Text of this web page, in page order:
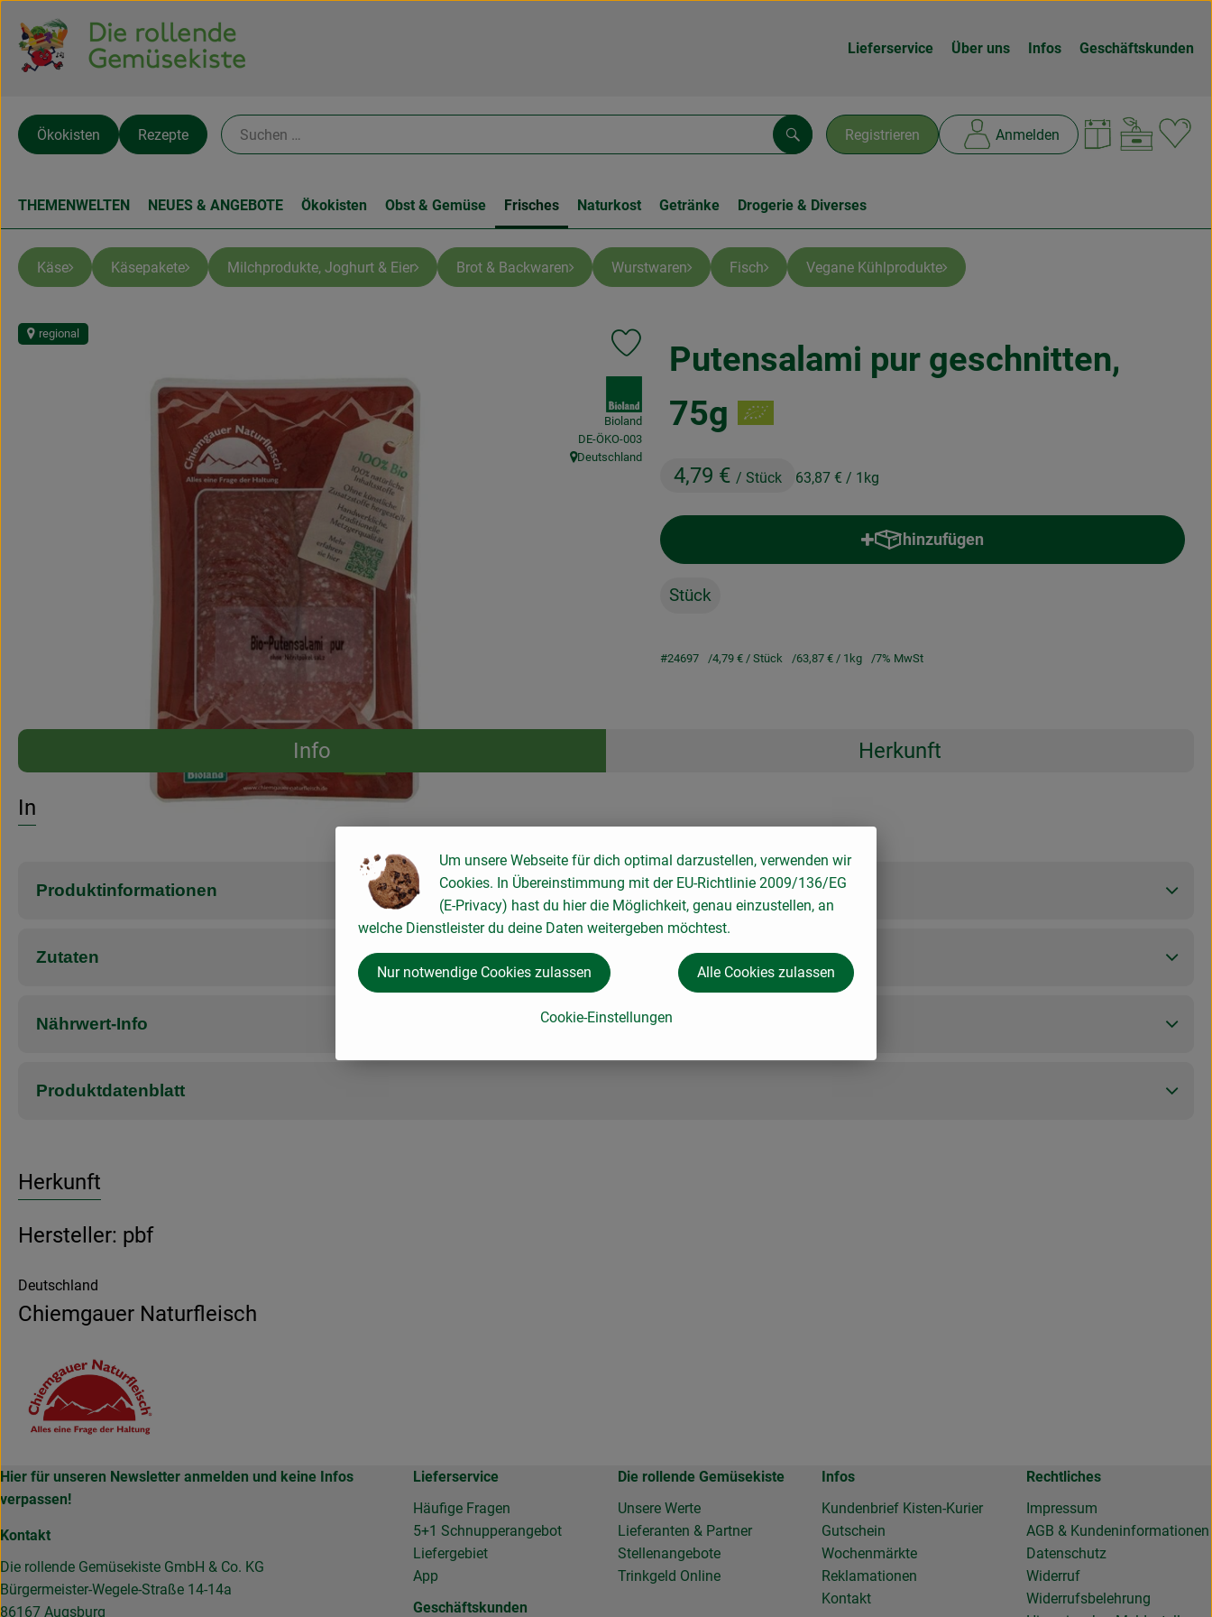
Lieferservice Über uns Infos Geschäftskunden
Registrieren Anmelden
Suchen
Ökokisten Rezepte
THEMENWELTEN NEUES & ANGEBOTE Ökokisten Obst & Gemüse Frisches Naturkost Getränke Drogerie & Diverses
Käse Käsepakete Milchprodukte, Joghurt & Eier Brot & Backwaren Wurstwaren Fisch Vegane Kühlprodukte
Putensalami pur geschnitten,
75g
4,79 € / Stück 63,87 € / 1kg
regional
Produkt zu Favouriten hinzufügen
Bioland
, Kontrollstelle:
DE-ÖKO-003
, Herkunft:
Deutschland
hinzufügen
Produkt zum Warenkorb hinzufügen
Stück
#24697 4,79 € / Stück 63,87 € / 1kg 7% MwSt
Rezepte
Info
Herkunft
Entdecke passende RezepteEs wurden keine passenden Rezepte gefunden.
Info
Produktinformationen
Zutaten
Nährwert-Info
Produktdatenblatt
Herkunft
Hersteller: pbf
Deutschland
Chiemgauer Naturfleisch
Hier für unseren Newsletter anmelden und keine Infos
verpassen!
Kontakt
Die rollende Gemüsekiste GmbH & Co. KG
Bürgermeister-Wegele-Straße 14-14a
86167 Augsburg
Lieferservice
Häufige Fragen
5+1 Schnupperangebot
Liefergebiet
App
Geschäftskunden
Die rollende Gemüsekiste
Unsere Werte
Lieferanten & Partner
Stellenangebote
Trinkgeld Online
Infos
Kundenbrief Kisten-Kurier
Gutschein
Wochenmärkte
Reklamationen
Kontakt
Rechtliches
Impressum
AGB & Kundeninformationen
Datenschutz
Widerruf
Widerrufsbelehrung
Um unsere Webseite für dich optimal darzustellen, verwenden wir
Cookies. In Übereinstimmung mit der EU-Richtlinie 2009/136/EG
(E-Privacy) hast du hier die Möglichkeit, genau einzustellen, an
welche Dienstleister du deine Daten weitergeben möchtest.
Cookie-Einstellungen
Nur notwendige Cookies zulassen Alle Cookies zulassen